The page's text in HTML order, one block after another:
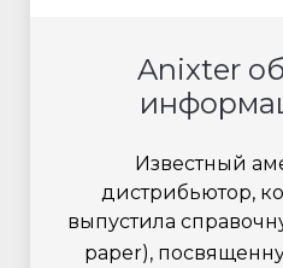
Anixter
Известный
дистрибьютор,
выпустила
paper),